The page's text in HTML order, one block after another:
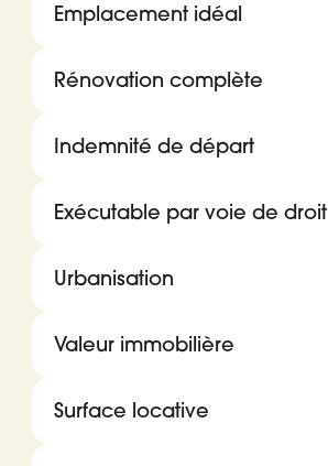
Emplacement idéal
Rénovation complète
Indemnité de départ
Exécutable par voie de droit
Urbanisation
Valeur immobilière
Surface locative